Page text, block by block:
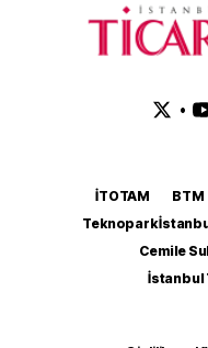
•
İTOTAM BTM
Teknopark
Cemile
İstanbul